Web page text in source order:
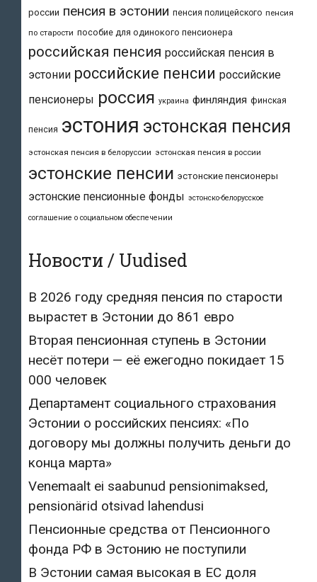
россии пенсия в эстонии пенсия полицейского пенсия
по старости пособие для одинокого пенсионера
российская пенсия российская пенсия в
эстонии российские пенсии российские
пенсионеры россия украина финляндия финская
пенсия эстония эстонская пенсия
эстонская пенсия в белоруссии эстонская пенсия в россии
эстонские пенсии эстонские пенсионеры
эстонские пенсионные фонды эстонско-белорусское
соглашение о социальном обеспечении
Новости / Uudised
В 2026 году средняя пенсия по старости
вырастет в Эстонии до 861 евро
Вторая пенсионная ступень в Эстонии
несёт потери — её ежегодно покидает 15
000 человек
Департамент социального страхования
Эстонии о российских пенсиях: «По
договору мы должны получить деньги до
конца марта»
Venemaalt ei saabunud pensionimaksed,
pensionärid otsivad lahendusi
Пенсионные средства от Пенсионного
фонда РФ в Эстонию не поступили
В Эстонии самая высокая в ЕС доля